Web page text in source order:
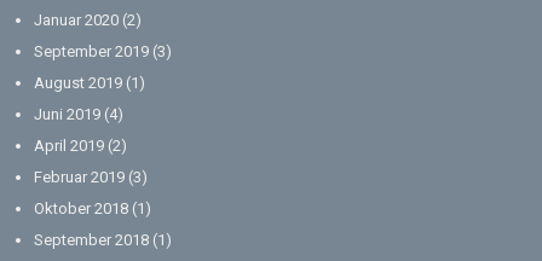
Januar 2020 (2)
September 2019 (3)
August 2019 (1)
Juni 2019 (4)
April 2019 (2)
Februar 2019 (3)
Oktober 2018 (1)
September 2018 (1)